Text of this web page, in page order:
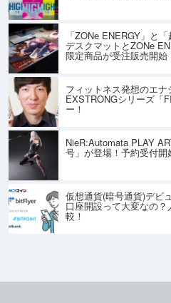
「ZONe ENERGY」と
デスクマットとZONe
限定商品が受注販売開始
フィットネス発想のエ
EXSTRONGシリーズ「
ー！
NieR:Automata PLAY
号」が登場！予約受付開
仮想通貨(暗号通貨)デビ
口座開設って大変なの
較！